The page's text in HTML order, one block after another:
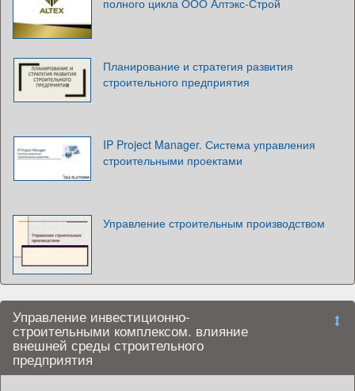
полного цикла ООО Алтэкс-Строй
Планирование и стратегия развития
строительного предприятия
IP Project Manager. Система управления
строительными проектами
Управление строительным производством
Управление инвестиционно-
строительными комплексом. влияние
внешней среды строительного
предприятия